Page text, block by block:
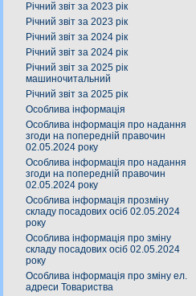
Річний звіт за 2023 рік
Річний звіт за 2023 рік
Річний звіт за 2024 рік
Річний звіт за 2024 рік
Річний звіт за 2025 рік
машиночитальний
Річний звіт за 2025 рік
Особлива інформація
Особлива інформація про надання
згоди на попередній правочин
02.05.2024 року
Особлива інформація про надання
згоди на попередній правочин
02.05.2024 року
Особлива інформація прозміну
складу посадових осіб 02.05.2024
року
Особлива інформація про зміну
складу посадових осіб 02.05.2024
року
Особлива інформація про зміну ел.
адреси Товариства